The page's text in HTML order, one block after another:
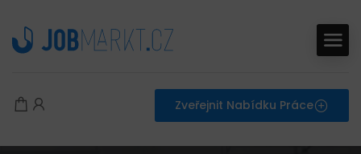
Zveřejnit Nabídku Práce